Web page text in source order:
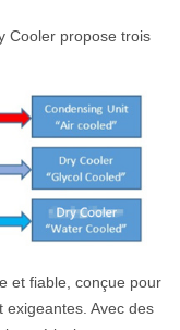
Cooler propose trois
et fiable, conçue pour
exigeantes. Avec des